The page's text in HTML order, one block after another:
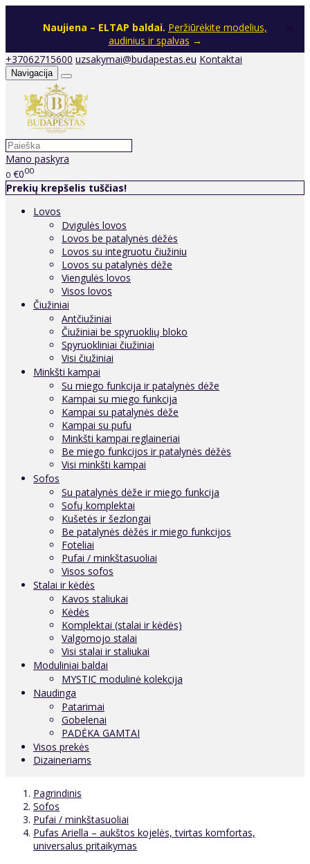
Naujiena – ELTAP baldai. Peržiūrėkite modelius,
audinius ir spalvas →
+37062715600 uzsakymai@budapestas.eu Kontaktai
Navigacija
Mano paskyra
0 €000
Prekių krepšelis tuščias!
Lovos
Dvigulės lovos
Lovos be patalynės dėžės
Lovos su integruotu čiužiniu
Lovos su patalynės dėže
Viengulės lovos
Visos lovos
Čiužiniai
Antčiužiniai
Čiužiniai be spyruoklių bloko
Spyruokliniai čiužiniai
Visi čiužiniai
Minkšti kampai
Su miego funkcija ir patalynės dėže
Kampai su miego funkcija
Kampai su patalynės dėže
Kampai su pufu
Minkšti kampai reglaineriai
Be miego funkcijos ir patalynės dėžės
Visi minkšti kampai
Sofos
Su patalynės dėže ir miego funkcija
Sofų komplektai
Kušetės ir šezlongai
Be patalynės dėžės ir miego funkcijos
Foteliai
Pufai / minkštasuoliai
Visos sofos
Stalai ir kėdės
Kavos staliukai
Kėdės
Komplektai (stalai ir kėdės)
Valgomojo stalai
Visi stalai ir staliukai
Moduliniai baldai
MYSTIC modulinė kolekcija
Naudinga
Patarimai
Gobelenai
PADĖKA GAMTAI
Visos prekės
Dizaineriams
Pagrindinis
Sofos
Pufai / minkštasuoliai
Pufas Ariella – aukštos kojelės, tvirtas komfortas,
universalus pritaikymas